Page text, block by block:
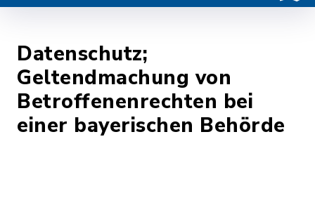
Datenschutz;
Geltendmachung von
Betroffenenrechten bei
einer bayerischen Behörde